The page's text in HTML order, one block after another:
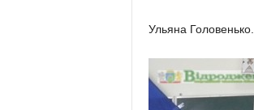
Ульяна Головенько.